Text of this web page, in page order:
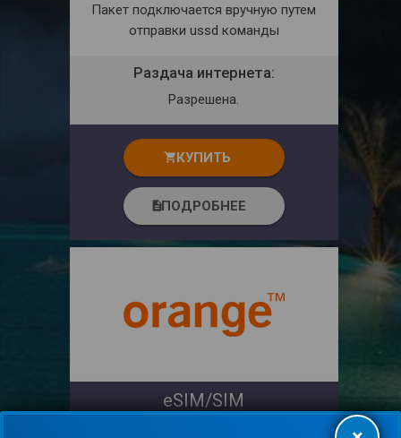
Пакет подключается вручную путем
отправки ussd команды
Раздача интернета:
Разрешена.
shopping_cartКУПИТЬ
descriptionПОДРОБНЕЕ
eSIM/SIM
Сим-карта Orange